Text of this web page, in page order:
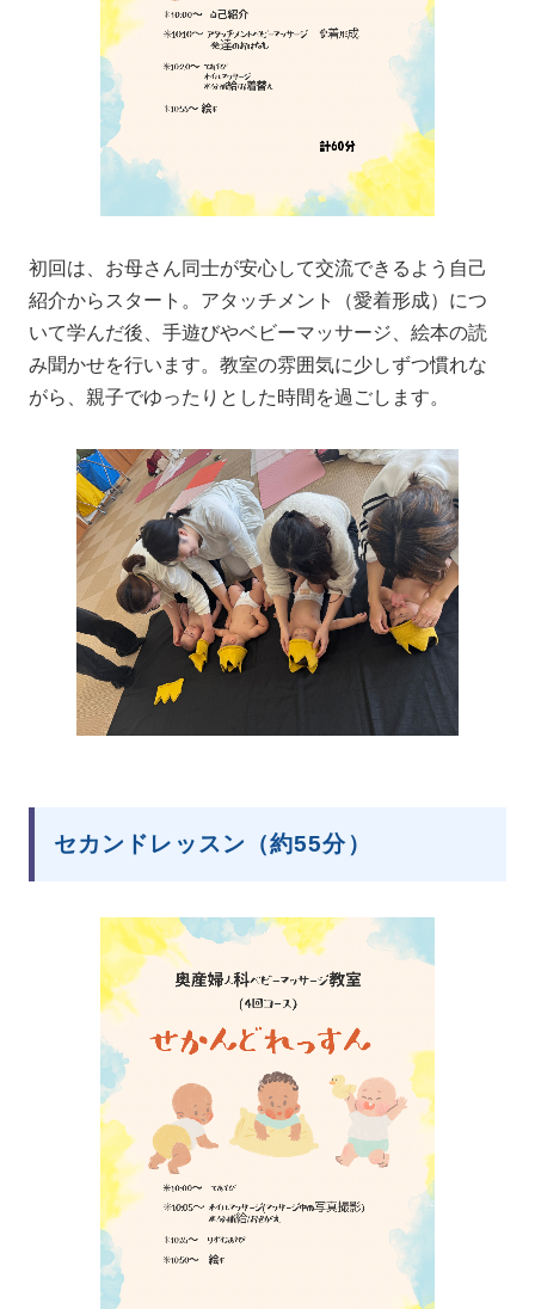
初回は、お母さん同士が安心して交流できるよう自己
紹介からスタート。アタッチメント（愛着形成）につ
いて学んだ後、手遊びやベビーマッサージ、絵本の読
み聞かせを行います。教室の雰囲気に少しずつ慣れな
がら、親子でゆったりとした時間を過ごします。
セカンドレッスン（約55分）